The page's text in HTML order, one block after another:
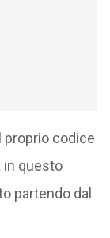
proprio codice
in questo
partendo dal